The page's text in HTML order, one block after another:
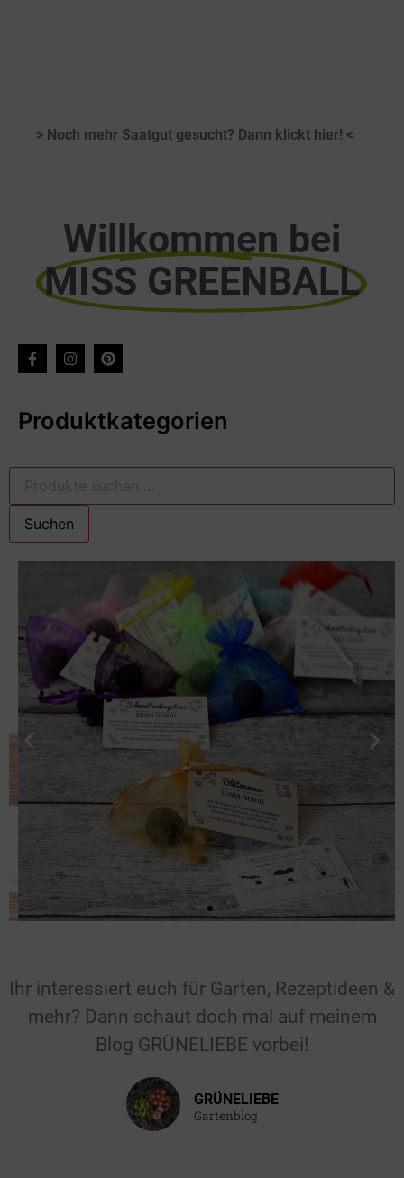
> Noch mehr Saatgut gesucht? Dann klickt hier! <
Willkommen bei
MISS GREENBALL
Produktkategorien
Suchen
Feiern
Gastgeschenk für die Hochzeit, den
Geburtstag, die Taufe oder einen
Hier klicken
Ihr interessiert euch für Garten, Rezeptideen &
mehr? Dann schaut doch mal auf meinem
Blog GRÜNELIEBE vorbei!
GRÜNELIEBE
Gartenblog